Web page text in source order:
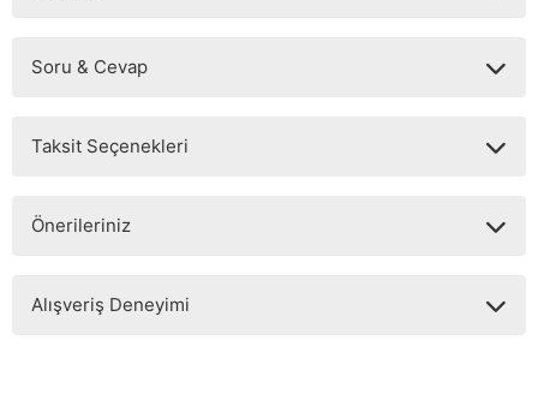
Soru & Cevap
Taksit Seçenekleri
Önerileriniz
konularda yetersiz gördüğünüz noktaları öneri formunu
Alışveriş Deneyimi